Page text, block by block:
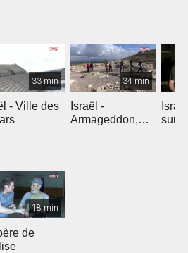
33 min
- Ville des
34 min
Israël -
Armageddon,
sur
18 min
de